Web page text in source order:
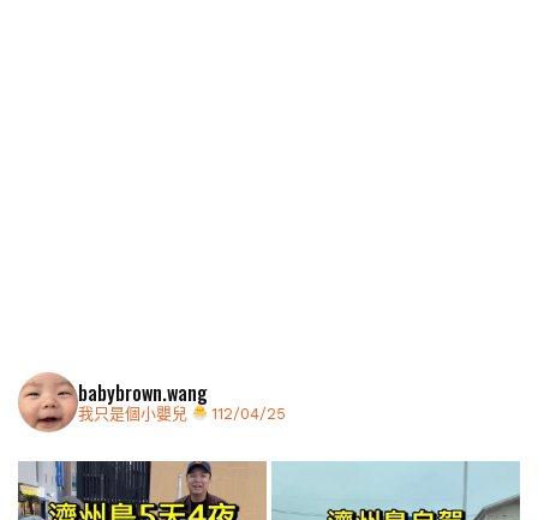
babybrown.wang
我只是個小嬰兒 112/04/25